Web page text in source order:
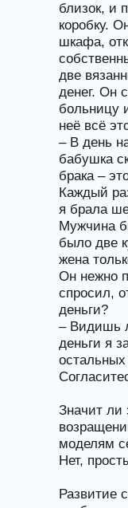
близок, и
коробку.
шкафа,
две
денег. Он
больницу
неё всё
– В день
бабушка
брака –
Каждый
я брала
Мужчина
было две
жена
Он нежно
спросил,
деньги?
– Видишь
деньги я
остальных
Значит ли
моделям
Нет,
Развитие